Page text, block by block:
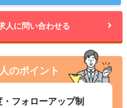
人に問い合わせる
のポイント
フォローアップ制